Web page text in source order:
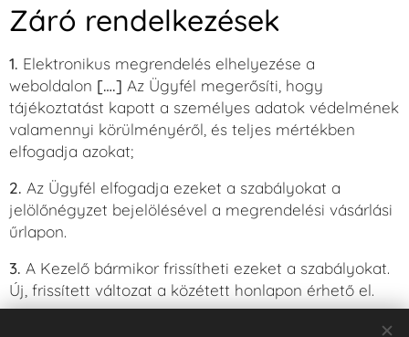
Záró rendelkezések
1. Elektronikus megrendelés elhelyezése a
weboldalon [….] Az Ügyfél megerősíti, hogy
tájékoztatást kapott a személyes adatok védelmének
valamennyi körülményéről, és teljes mértékben
elfogadja azokat;
2. Az Ügyfél elfogadja ezeket a szabályokat a
jelölőnégyzet bejelölésével a megrendelési vásárlási
űrlapon.
3. A Kezelő bármikor frissítheti ezeket a szabályokat.
Új, frissített változat a közétett honlapon érhető el.